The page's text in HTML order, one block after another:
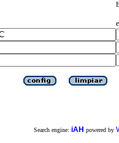
Search engine: iAH powered by